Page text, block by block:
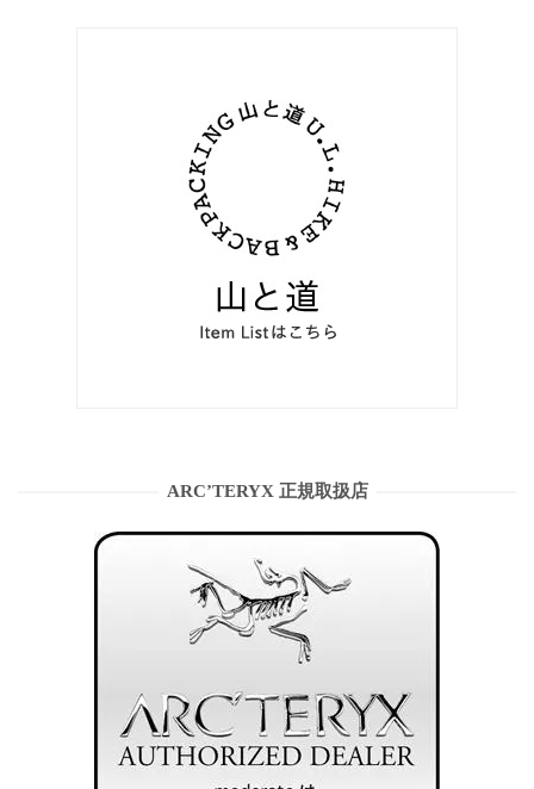
ARC’TERYX 正規取扱店